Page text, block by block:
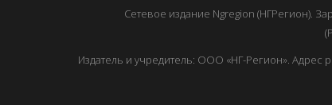
Сетевое издание Ngregion (НГРегион).
Издатель и учредитель: ООО «НГ-Регион». Адрес